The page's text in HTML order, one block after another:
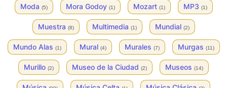
Moda (5) Mora Godoy (1) Mozart (1) MP3 (1)
Muestra (8) Multimedia (1) Mundial (2)
Mundo Alas (1) Mural (4) Murales (7) Murgas (11)
Murillo (2) Museo de la Ciudad (2) Museos (14)